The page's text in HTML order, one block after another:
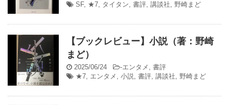
SF, ★7, タイタン, 書評, 講談社, 野崎まど
【ブックレビュー】小説（著：野崎
まど）
2025/06/24 -エンタメ , 書評
★7, エンタメ , 小説, 書評, 講談社, 野崎まど